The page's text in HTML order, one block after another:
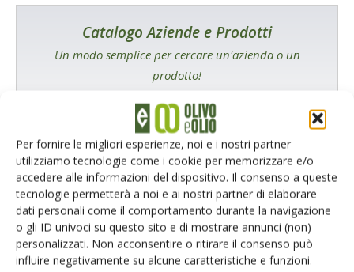
Per fornire le migliori esperienze, noi e i nostri partner
utilizziamo tecnologie come i cookie per memorizzare e/o
accedere alle informazioni del dispositivo. Il consenso a queste
tecnologie permetterà a noi e ai nostri partner di elaborare
dati personali come il comportamento durante la navigazione
o gli ID univoci su questo sito e di mostrare annunci (non)
personalizzati. Non acconsentire o ritirare il consenso può
influire negativamente su alcune caratteristiche e funzioni.
Catalogo Aziende e Prodotti
Un modo semplice per cercare un'azienda o un
prodotto!
Cerca adesso
L'Esperto risponde
I consigli di Terra e Vita agli agricoltori